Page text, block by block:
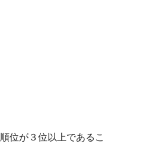
位が３位以上であるこ